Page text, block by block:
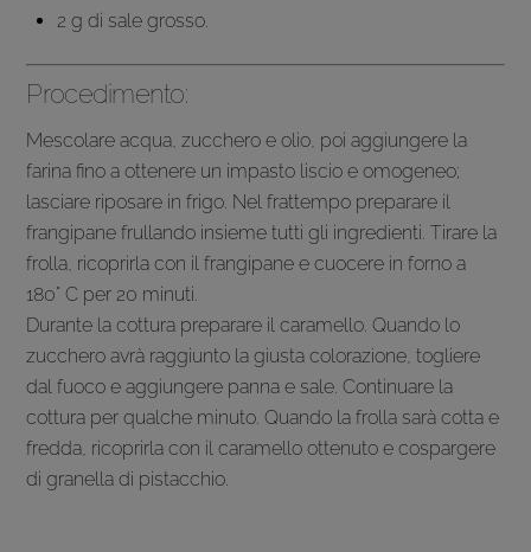
2 g di sale grosso.
Procedimento:
Mescolare acqua, zucchero e olio, poi aggiungere la
farina fino a ottenere un impasto liscio e omogeneo;
lasciare riposare in frigo. Nel frattempo preparare il
frangipane frullando insieme tutti gli ingredienti. Tirare la
frolla, ricoprirla con il frangipane e cuocere in forno a
180° C per 20 minuti.
Durante la cottura preparare il caramello. Quando lo
zucchero avrà raggiunto la giusta colorazione, togliere
dal fuoco e aggiungere panna e sale. Continuare la
cottura per qualche minuto. Quando la frolla sarà cotta e
fredda, ricoprirla con il caramello ottenuto e cospargere
di granella di pistacchio.